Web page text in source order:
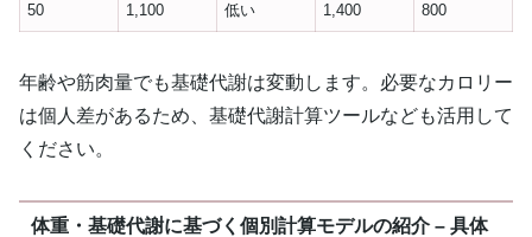
50 1,100 低い 1,400 800
年齢や筋肉量でも基礎代謝は変動します。必要なカロリー
は個人差があるため、基礎代謝計算ツールなども活用して
ください。
体重・基礎代謝に基づく個別計算モデルの紹介 – 具体